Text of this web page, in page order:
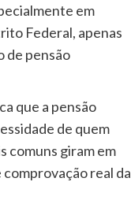
em
Federal, apenas
de pensão
que a pensão
de quem
comuns giram em
real da